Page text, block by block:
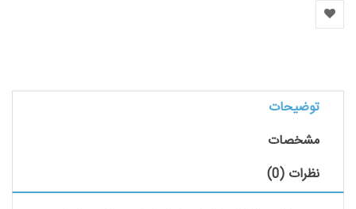
توضیحات
مشخصات
نظرات (0)